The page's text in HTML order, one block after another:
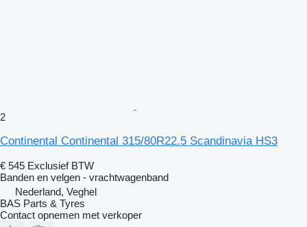
2
Continental Continental 315/80R22.5 Scandinavia HS3
€ 545 Exclusief BTW
Banden en velgen - vrachtwagenband
Nederland, Veghel
BAS Parts & Tyres
Contact opnemen met verkoper